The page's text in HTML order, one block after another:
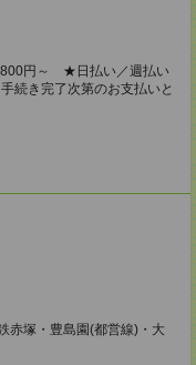
円～ ★日払い／週払い
続き完了次第のお支払いと
赤塚・豊島園(都営線)・大